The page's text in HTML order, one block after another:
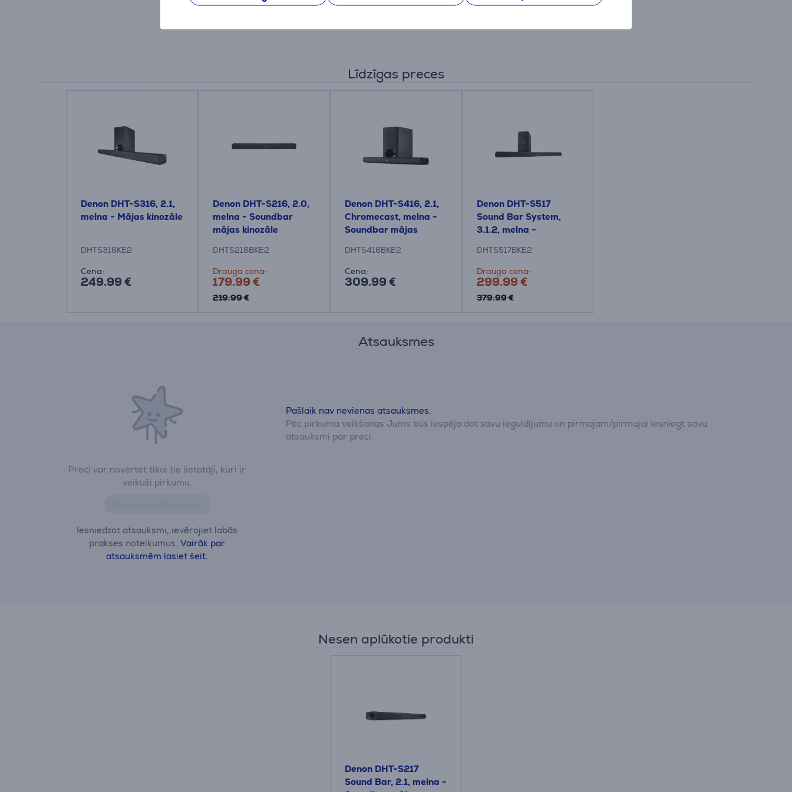
Līdzīgas preces
Denon DHT-S316, 2.1,
melna - Mājas kinozāle
DHTS316KE2
Cena:
249.99 €
Denon DHT-S216, 2.0,
melna - Soundbar
mājas kinozāle
DHTS216BKE2
Drauga cena:
179.99 €
219.99 €
Denon DHT-S416, 2.1,
Chromecast, melna -
Soundbar mājas
DHTS416BKE2
Cena:
309.99 €
Denon DHT-S517
Sound Bar System,
3.1.2, melna -
kinozāle
DHTS517BKE2
Drauga cena:
299.99 €
379.99 €
Atsauksmes
Preci var novērtēt tikai tie lietotāji, kuri ir
veikuši pirkumu.
Iesniedzot atsauksmi, ievērojiet labās
prakses noteikumus.Vairāk par
atsauksmēm lasiet šeit.
Pašlaik nav nevienas atsauksmes.
Pēc pirkuma veikšanas Jums būs iespēja dot savu ieguldījumu un pirmajam/pirmajai iesniegt savu
atsauksmi par preci.
Nesen aplūkotie produkti
Denon DHT-S217
Sound Bar, 2.1, melna -